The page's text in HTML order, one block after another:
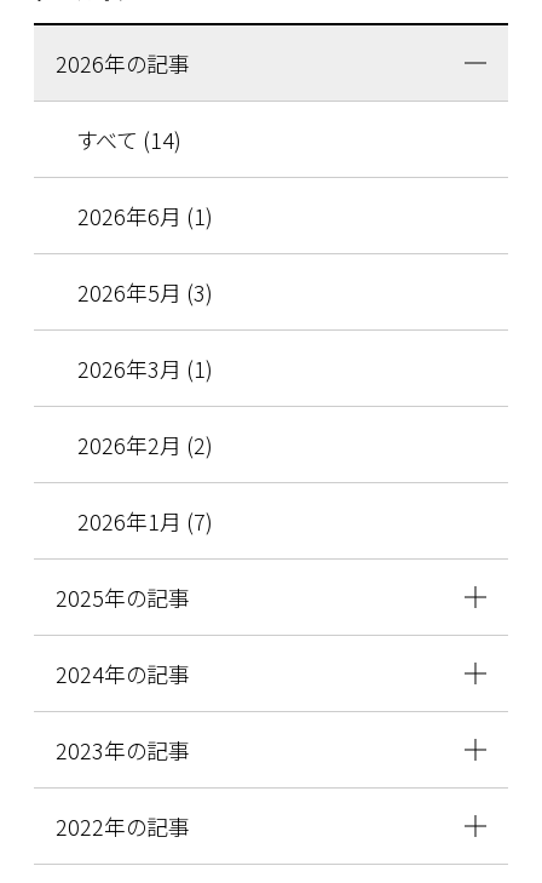
2026年の記事
すべて (14)
2026年6月 (1)
2026年5月 (3)
2026年3月 (1)
2026年2月 (2)
2026年1月 (7)
2025年の記事
2024年の記事
2023年の記事
2022年の記事